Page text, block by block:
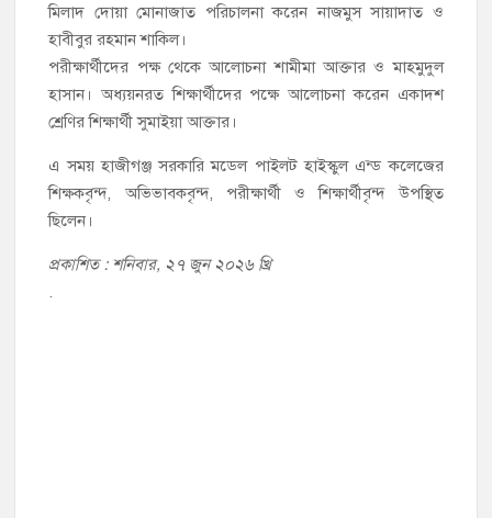
মিলাদ দোয়া মোনাজাত পরিচালনা করেন নাজমুস সায়াদাত ও
হাবীবুর রহমান শাকিল।
পরীক্ষার্থীদের পক্ষ থেকে আলোচনা শামীমা আক্তার ও মাহমুদুল
হাসান। অধ্যয়নরত শিক্ষার্থীদের পক্ষে আলোচনা করেন একাদশ
শ্রেণির শিক্ষার্থী সুমাইয়া আক্তার।
এ সময় হাজীগঞ্জ সরকারি মডেল পাইলট হাইস্কুল এন্ড কলেজের
শিক্ষকবৃন্দ, অভিভাবকবৃন্দ, পরীক্ষার্থী ও শিক্ষার্থীবৃন্দ উপস্থিত
ছিলেন।
প্রকাশিত : শনিবার, ২৭ জুন ২০২৬ খ্রি
.